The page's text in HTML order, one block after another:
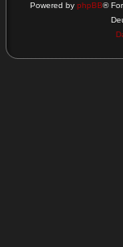
Powered by phpBB®